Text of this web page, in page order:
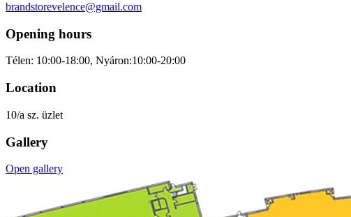
brandstorevelence@gmail.com
Opening hours
Télen: 10:00-18:00, Nyáron:10:00-20:00
Location
10/a sz. üzlet
Gallery
Open gallery